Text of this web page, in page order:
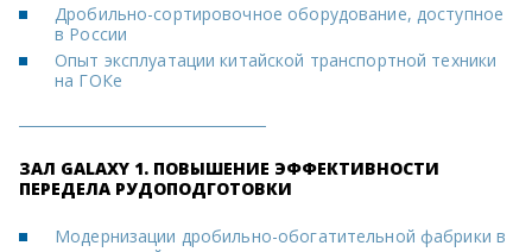
Дробильно-сортировочное оборудование, доступное
в России
Опыт эксплуатации китайской транспортной техники
на ГОКе
ЗАЛ GALAXY 1. ПОВЫШЕНИЕ ЭФФЕКТИВНОСТИ
ПЕРЕДЕЛА РУДОПОДГОТОВКИ
Модернизации дробильно-обогатительной фабрики в